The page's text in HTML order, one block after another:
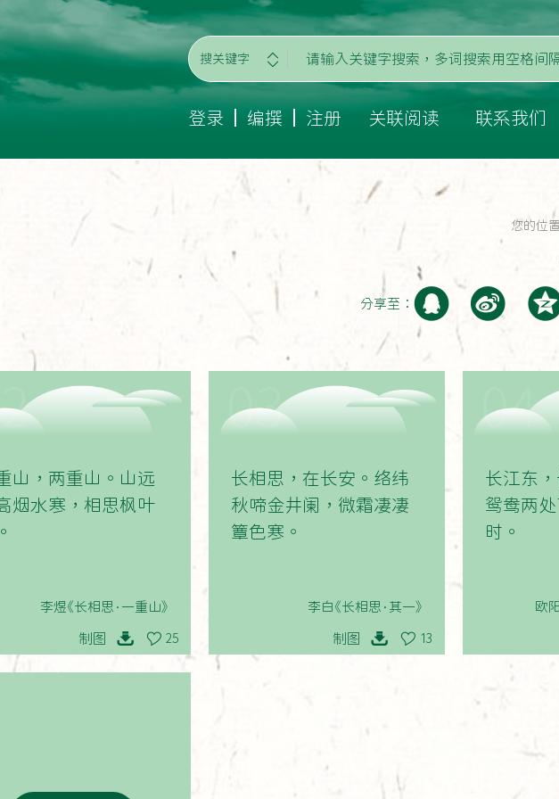
搜关键字
登录 编撰 注册 关联阅读 联系我们
您的位置
分享至：
山，两重山。山远
烟水寒，相思枫叶
李煜《长相思·一重山》
制图 25
03
长相思，在长安。络纬
秋啼金井阑，微霜凄凄
簟色寒。
李白《长相思·其一》
制图 13
04
长江东
鸳鸯两
时。
欧